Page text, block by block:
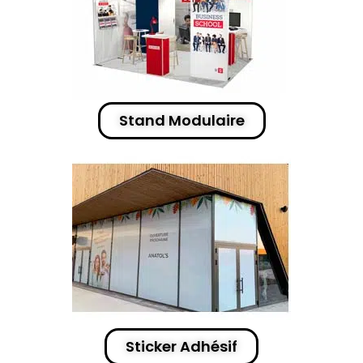
Stand Modulaire
Sticker Adhésif